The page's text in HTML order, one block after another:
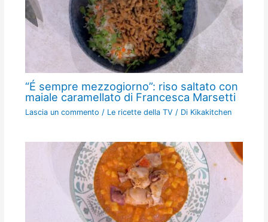
“É sempre mezzogiorno”: riso saltato con
maiale caramellato di Francesca Marsetti
Lascia un commento / Le ricette della TV / Di Kikakitchen